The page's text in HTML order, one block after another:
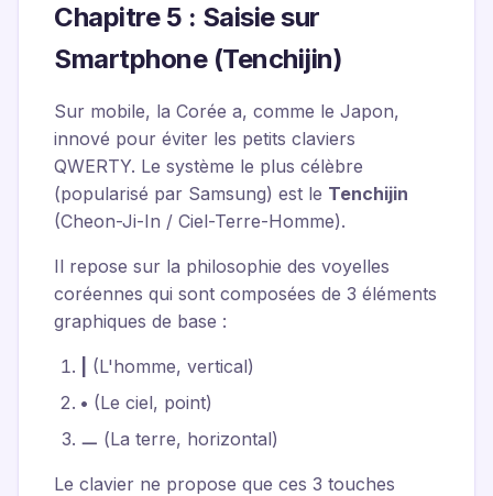
Chapitre 5 : Saisie sur
Smartphone (Tenchijin)
Sur mobile, la Corée a, comme le Japon,
innové pour éviter les petits claviers
QWERTY. Le système le plus célèbre
(popularisé par Samsung) est le Tenchijin
(Cheon-Ji-In / Ciel-Terre-Homme).
Il repose sur la philosophie des voyelles
coréennes qui sont composées de 3 éléments
graphiques de base :
(L'homme, vertical)
• (Le ciel, point)
ㅡ (La terre, horizontal)
Le clavier ne propose que ces 3 touches